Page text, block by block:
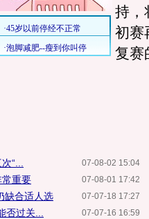
持，
初赛
复赛
07-08-02 15:04
“...
07-08-01 17:42
常重要
07-07-18 17:27
缺合适人选
07-07-16 16:59
过关...